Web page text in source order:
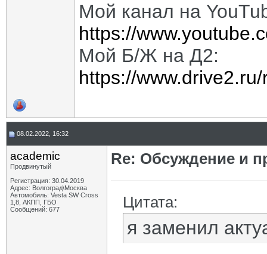
Мой канал на
https://
Мой Б/Ж на Д2:
https://
08.02.2022, 16:32
academic
Продвинутый
Регистрация: 30.04.2019
Адрес: Волгоград\Москва
Автомобиль: Vesta SW Cross
1,8, АКПП, ГБО
Сообщений: 677
Re: Обсуждение и
Цитата:
я заменил